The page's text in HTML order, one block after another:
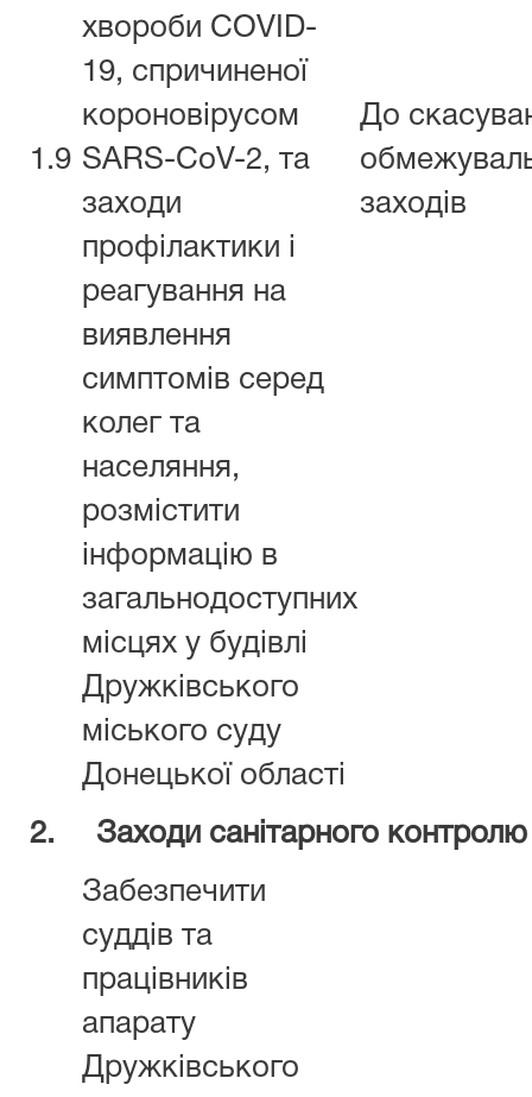
1.9
хвороби COVID-
19, спричиненої
короновірусом
SARS-CoV-2, та
заходи
профілактики і
реагування на
виявлення
симптомів серед
колег та
населяння,
розмістити
інформацію в
загальнодоступних
місцях у будівлі
Дружківського
міського суду
Донецької області
До
заходів
2. Заходи санітарного контролю
Забезпечити
суддів та
працівників
апарату
Дружківського